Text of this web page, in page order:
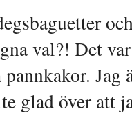
val?! Det
Jag
glad över att